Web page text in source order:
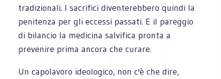
tradizionali. I sacrifici diventerebbero quindi la
penitenza per gli eccessi passati. E il pareggio
di bilancio la medicina salvifica pronta a
prevenire prima ancora che curare.
Un capolavoro ideologico, non c'è che dire,